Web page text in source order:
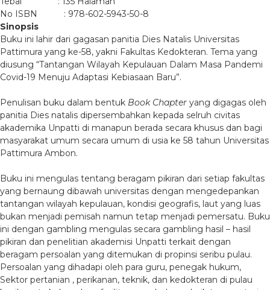
No ISBN : 978-602-5943-50-8
Sinopsis
Buku ini lahir dari gagasan panitia Dies Natalis Universitas
Pattimura yang ke-58, yakni Fakultas Kedokteran. Tema yang
diusung “Tantangan Wilayah Kepulauan Dalam Masa Pandemi
Covid-19 Menuju Adaptasi Kebiasaan Baru”.
Penulisan buku dalam bentuk Book Chapter yang digagas oleh
panitia Dies natalis dipersembahkan kepada selruh civitas
akademika Unpatti di manapun berada secara khusus dan bagi
masyarakat umum secara umum di usia ke 58 tahun Universitas
Pattimura Ambon.
Buku ini mengulas tentang beragam pikiran dari setiap fakultas
yang bernaung dibawah universitas dengan mengedepankan
tantangan wilayah kepulauan, kondisi geografis, laut yang luas
bukan menjadi pemisah namun tetap menjadi pemersatu. Buku
ini dengan gambling mengulas secara gambling hasil – hasil
pikiran dan penelitian akademisi Unpatti terkait dengan
beragam persoalan yang ditemukan di propinsi seribu pulau.
Persoalan yang dihadapi oleh para guru, penegak hukum,
Sektor pertanian , perikanan, teknik, dan kedokteran di pulau